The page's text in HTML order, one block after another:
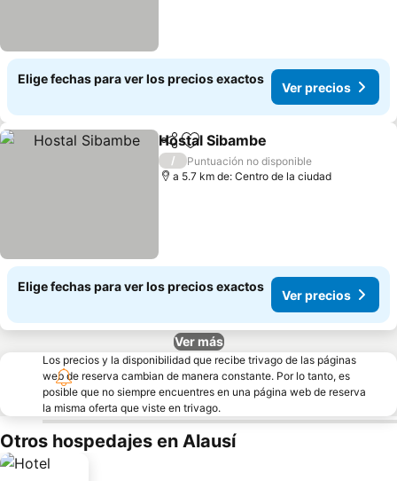
Elige fechas para ver los precios exactos
Ver precios
CompartirAgregar a favoritos
Hostal Sibambe
/
Puntuación no disponible
a 5.7 km de: Centro de la ciudad
Elige fechas para ver los precios exactos
Ver precios
Ver más
Los precios y la disponibilidad que recibe trivago de las páginas
web de reserva cambian de manera constante. Por lo tanto, es
posible que no siempre encuentres en una página web de reserva
la misma oferta que viste en trivago.
Otros hospedajes en Alausí